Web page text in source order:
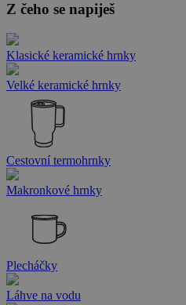
Z čeho se napiješ
Klasické keramické hrnky
Velké keramické hrnky
Cestovní termohrnky
Makronkové hrnky
Plecháčky
Láhve na vodu